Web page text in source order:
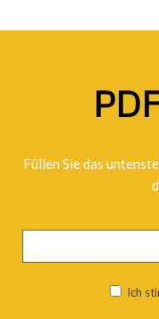
Füllen Sie das
Ich